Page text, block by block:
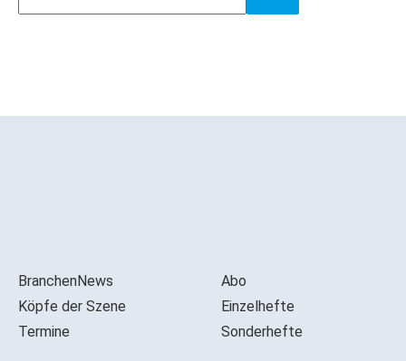
BranchenNews
Köpfe der Szene
Termine
Abo
Einzelhefte
Sonderhefte